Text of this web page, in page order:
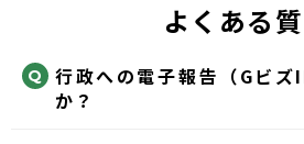
よくある
行政への電子報告（Gビズ
か？